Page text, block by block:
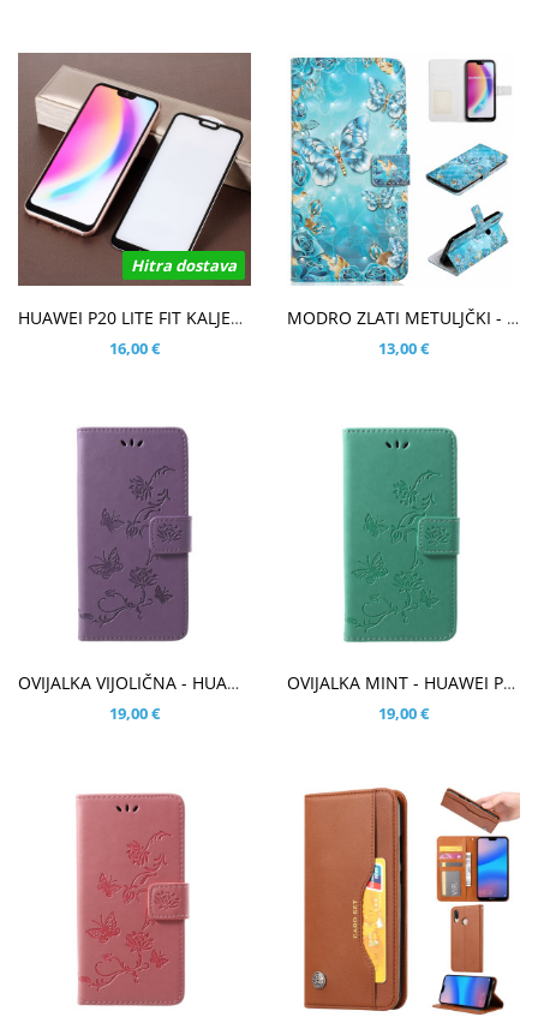
Hitra dostava
HUAWEI P20 LITE FIT KALJENO STEKLO S POTISKOM ČRN - FULL GLUE
16,00 €
MODRO ZLATI METULJČKI - HUAWEI P20 LITE
13,00 €
OVIJALKA VIJOLIČNA - HUAWEI P20 LITE
19,00 €
OVIJALKA MINT - HUAWEI P20 LITE
19,00 €